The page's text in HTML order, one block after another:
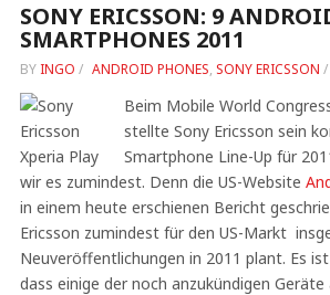
SONY ERICSSON: 9
SMARTPHONES 2011
BY INGO / ANDROID PHONES, SONY ERICSSON /
Beim Mobile World
stellte Sony Ericsson sein
Smartphone Line-Up für
wir es zumindest. Denn die US-Website
in einem heute erschienen Bericht
Ericsson zumindest für den US-Markt
Neuveröffentlichungen in 2011 plant. Es
dass einige der noch anzukündigen Geräte